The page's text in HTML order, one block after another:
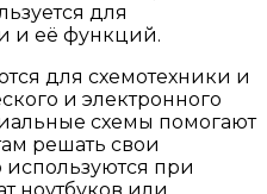
для
и её функций.
для схемотехники и
и электронного
схемы помогают
решать свои
при